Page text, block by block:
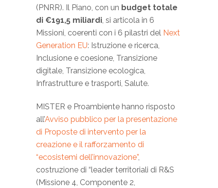
(PNRR). Il Piano, con un budget totale
di €191,5 miliardi, si articola in 6
Missioni, coerenti con i 6 pilastri del Next
Generation EU: Istruzione e ricerca,
Inclusione e coesione, Transizione
digitale, Transizione ecologica,
Infrastrutture e trasporti, Salute.
MISTER e Proambiente hanno risposto
all’Avviso pubblico per la presentazione
di Proposte di intervento per la
creazione e il rafforzamento di
“ecosistemi dell’innovazione”,
costruzione di “leader territoriali di R&S
(Missione 4, Componente 2,